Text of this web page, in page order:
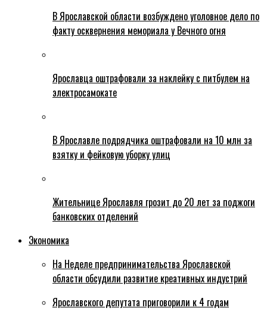
В Ярославской области возбуждено уголовное дело по
факту осквернения мемориала у Вечного огня
Ярославца оштрафовали за наклейку с питбулем на
электросамокате
В Ярославле подрядчика оштрафовали на 10 млн за
взятку и фейковую уборку улиц
Жительнице Ярославля грозит до 20 лет за поджоги
банковских отделений
Экономика
На Неделе предпринимательства Ярославской
области обсудили развитие креативных индустрий
Ярославского депутата приговорили к 4 годам